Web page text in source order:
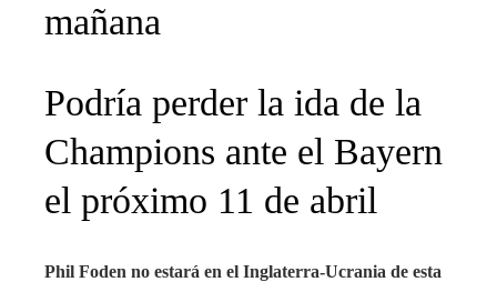
mañana
Podría perder la ida de la
Champions ante el Bayern
el próximo 11 de abril
Phil Foden no estará en el Inglaterra-Ucrania de esta